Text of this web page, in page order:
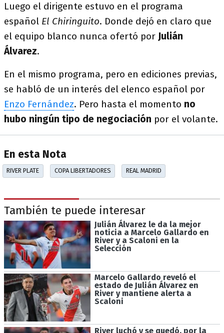
Luego el dirigente estuvo en el programa
español El Chiringuito. Donde dejó en claro que
el equipo blanco nunca ofertó por Julián
Álvarez.
En el mismo programa, pero en ediciones previas,
se habló de un interés del elenco español por
Enzo Fernández. Pero hasta el momento no
hubo ningún tipo de negociación por el volante.
En esta Nota
RIVER PLATE COPA LIBERTADORES REAL MADRID
También te puede interesar
Julián Álvarez le da la mejor
noticia a Marcelo Gallardo en
River y a Scaloni en la
Selección
Marcelo Gallardo reveló el
estado de Julián Álvarez en
River y mantiene alerta a
Scaloni
River luchó y se quedó, por la